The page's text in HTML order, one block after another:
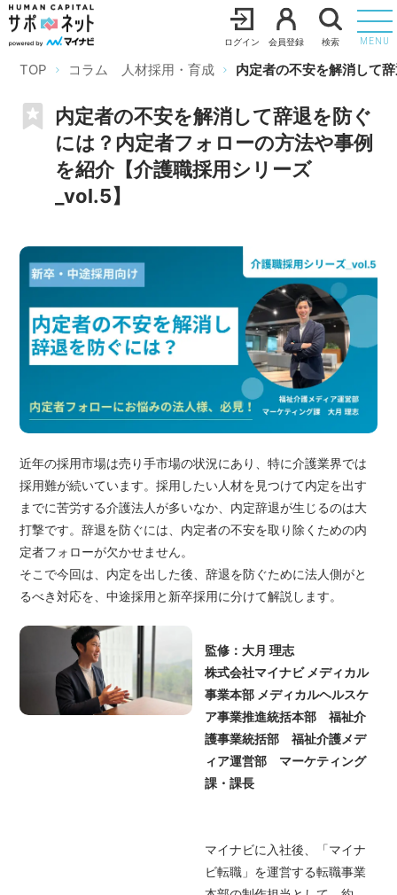
ログイン 会員登録 検索 MENU
TOP コラム 人材採用・育成 内定者の不安を解消して
内定者の不安を解消して辞退を防ぐ
には？内定者フォローの方法や事例
を紹介【介護職採用シリーズ
_vol.5】
近年の採用市場は売り手市場の状況にあり、特に介護業界では
採用難が続いています。採用したい人材を見つけて内定を出す
までに苦労する介護法人が多いなか、内定辞退が生じるのは大
打撃です。辞退を防ぐには、内定者の不安を取り除くための内
定者フォローが欠かせません。
そこで今回は、内定を出した後、辞退を防ぐために法人側がと
るべき対応を、中途採用と新卒採用に分けて解説します。
監修：大月 理志
株式会社マイナビ メディカル
事業本部 メディカルヘルスケ
ア事業推進統括本部 福祉介
護事業統括部 福祉介護メデ
ィア運営部 マーケティング
課・課長
マイナビに入社後、「マイナ
ビ転職」を運営する転職事業